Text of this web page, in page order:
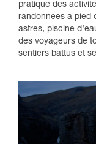
pratique des
randonnées à pied
astres, piscine
des voyageurs de
sentiers battus et